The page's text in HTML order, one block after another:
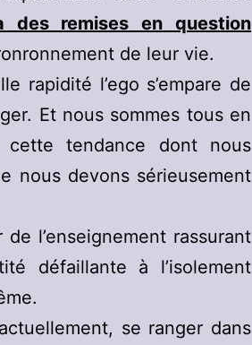
remises en question
de leur vie.
rapidité l’ego s’empare de
Et nous sommes tous en
cette tendance dont nous
nous devons sérieusement
l’enseignement rassurant
défaillante à l’isolement
se ranger dans